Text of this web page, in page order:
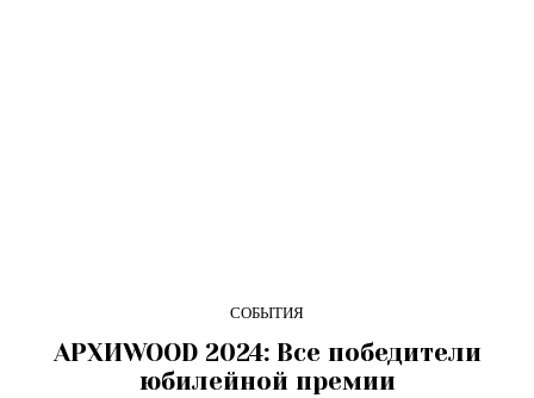
СОБЫТИЯ
AРХИWOOD 2024: Все победители
юбилейной премии